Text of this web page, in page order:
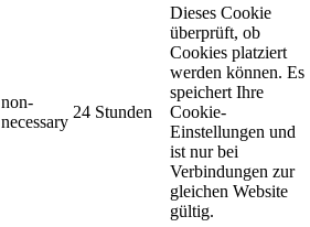
non-
necessary
24 Stunden
Dieses Cookie
überprüft, ob
Cookies platziert
werden können. Es
speichert Ihre
Cookie-
Einstellungen und
ist nur bei
Verbindungen zur
gleichen Website
gültig.